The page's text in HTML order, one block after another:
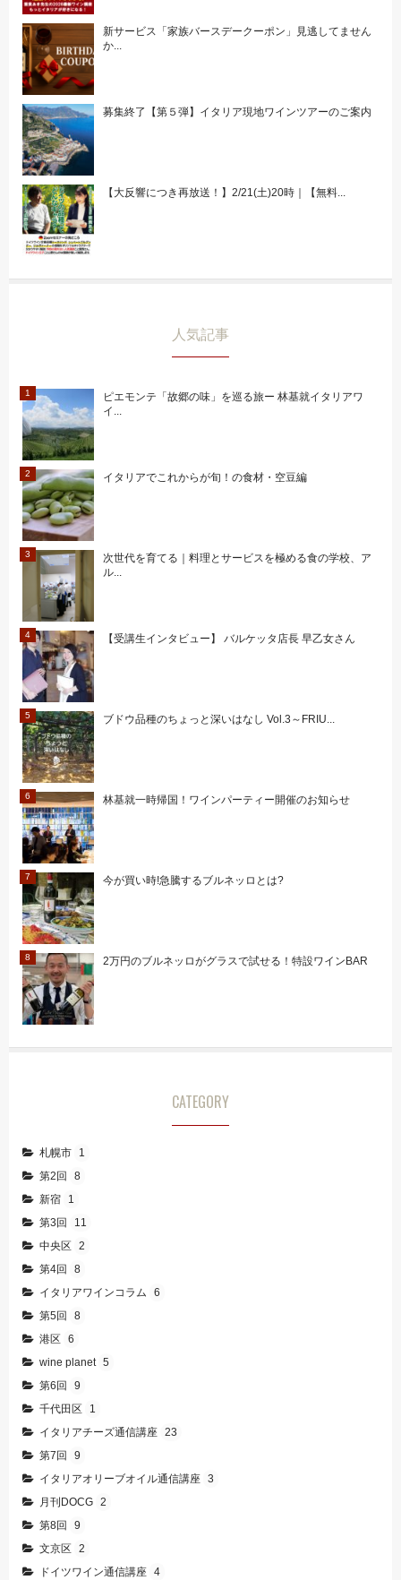
新サービス「家族バースデークーポン」見逃してません
か...
募集終了【第５弾】イタリア現地ワインツアーのご案内
【大反響につき再放送！】2/21(土)20時｜【無料...
人気記事
ピエモンテ「故郷の味」を巡る旅ー 林基就イタリアワ
イ...
イタリアでこれからが旬！の食材・空豆編
次世代を育てる｜料理とサービスを極める食の学校、ア
ル...
【受講生インタビュー】 バルケッタ店長 早乙女さん
ブドウ品種のちょっと深いはなし Vol.3～FRIU...
林基就一時帰国！ワインパーティー開催のお知らせ
今が買い時!急騰するブルネッロとは?
2万円のブルネッロがグラスで試せる！特設ワインBAR
CATEGORY
札幌市
1
第2回
8
新宿
1
第3回
11
中央区
2
第4回
8
イタリアワインコラム
6
第5回
8
港区
6
wine planet 5
第6回
9
千代田区
1
イタリアチーズ通信講座 23
第7回
9
イタリアオリーブオイル通信講座 3
月刊DOCG 2
第8回
9
文京区
2
ドイツワイン通信講座 4